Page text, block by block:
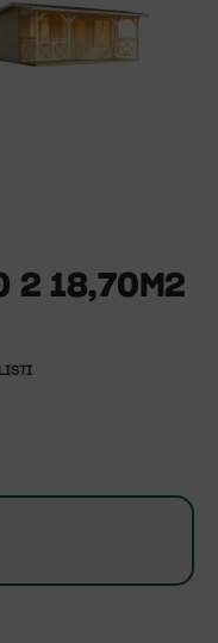
2 18,70M2